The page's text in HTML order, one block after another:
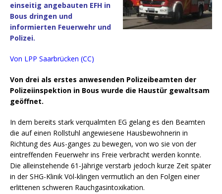
einseitig angebauten EFH in
Bous dringen und
informierten Feuerwehr und
Polizei.
Von LPP Saarbrücken (CC)
Von drei als erstes anwesenden Polizeibeamten der
Polizeiinspektion in Bous wurde die Haustür gewaltsam
geöffnet.
In dem bereits stark verqualmten EG gelang es den Beamten
die auf einen Rollstuhl angewiesene Hausbewohnerin in
Richtung des Aus-ganges zu bewegen, von wo sie von der
eintreffenden Feuerwehr ins Freie verbracht werden konnte.
Die alleinstehende 61-Jährige verstarb jedoch kurze Zeit später
in der SHG-Klinik Völ-klingen vermutlich an den Folgen einer
erlittenen schweren Rauchgasintoxikation.